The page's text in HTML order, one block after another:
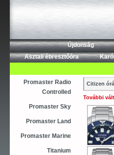
Újdonság
Asztali ébresztőóra
Promaster Radio
Controlled
Promaster Sky
Promaster Land
Promaster Marine
Titanium
Citizen
További